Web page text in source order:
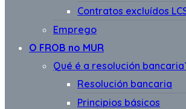
Contratos excluídos
Emprego
O FROB no MUR
Qué é a resolución
Resolución bancaria
Principios básicos